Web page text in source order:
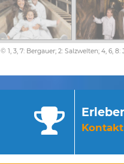
© 1, 3, 7: Bergauer; 2: Salzwelten; 4, 6,